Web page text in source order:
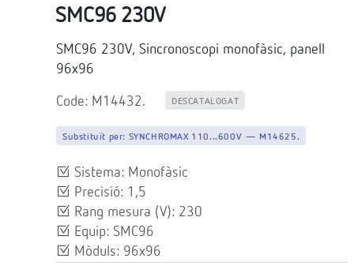
SMC96 230V
SMC96 230V, Sincronoscopi monofàsic, panell
96x96
Code: M14432. DESCATALOGAT
Substituït per: SYNCHROMAX 110...600V — M14625.
Sistema: Monofàsic
Precisió: 1,5
Rang mesura (V): 230
Equip: SMC96
Mòduls: 96x96